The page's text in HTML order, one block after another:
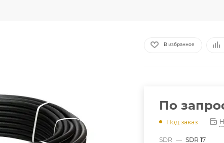
В избранное
По
Под заказ
SDR — SDR 17